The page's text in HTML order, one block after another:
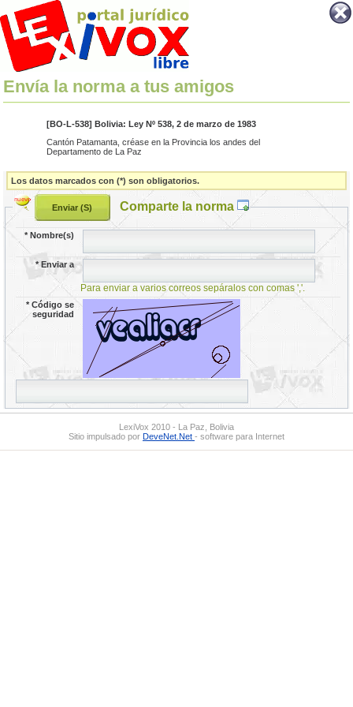
Envía la norma a tus amigos
[BO-L-538] Bolivia: Ley Nº 538, 2 de marzo de 1983
Cantón Patamanta, créase en la Provincia los andes del
Departamento de La Paz
Los datos marcados con (*) son obligatorios.
Comparte la norma
*Nombre(s)
*Enviar a
Para enviar a varios correos sepáralos con comas ','.
*Código se
seguridad
LexiVox 2010 - La Paz, Bolivia
Sitio impulsado por DeveNet.Net - software para Internet